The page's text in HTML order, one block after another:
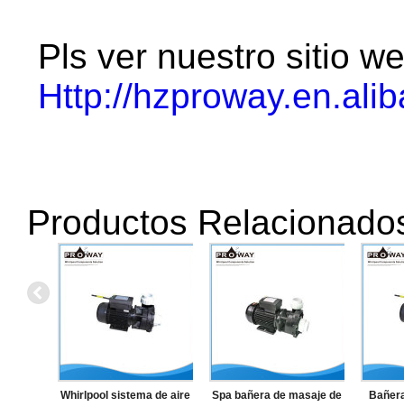
Pls ver nuestro sitio
Http://
Productos
Whirlpool sistema de aire Spa bañera de masaje de